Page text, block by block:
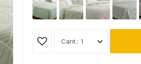
1